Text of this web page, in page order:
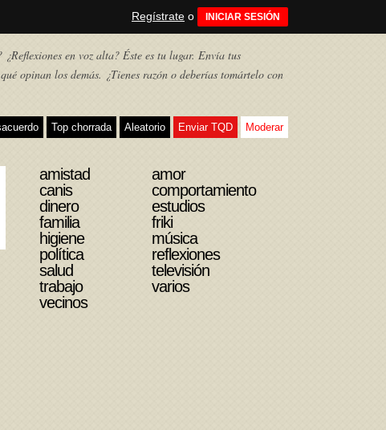
Regístrate o INICIAR SESIÓN
en voz alta? Éste es tu lugar. Envía tus
opinan los demás. ¿Tienes razón o deberías tomártelo con
Top chorrada Aleatorio Enviar TQD Moderar
amistad
amor
canis
comportamiento
dinero
estudios
familia
friki
higiene
música
política
reflexiones
salud
televisión
trabajo
varios
vecinos